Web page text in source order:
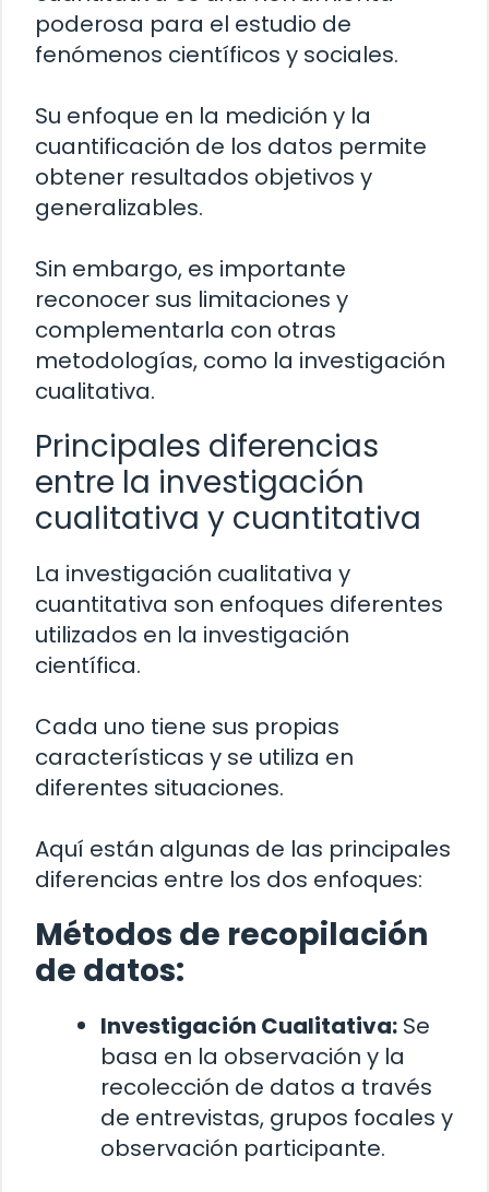
poderosa para el estudio de
fenómenos científicos y sociales.
Su enfoque en la medición y la
cuantificación de los datos permite
obtener resultados objetivos y
generalizables.
Sin embargo, es importante
reconocer sus limitaciones y
complementarla con otras
metodologías, como la investigación
cualitativa.
Principales diferencias
entre la investigación
cualitativa y cuantitativa
La investigación cualitativa y
cuantitativa son enfoques diferentes
utilizados en la investigación
científica.
Cada uno tiene sus propias
características y se utiliza en
diferentes situaciones.
Aquí están algunas de las principales
diferencias entre los dos enfoques:
Métodos de recopilación
de datos:
Investigación Cualitativa: Se
basa en la observación y la
recolección de datos a través
de entrevistas, grupos focales y
observación participante.